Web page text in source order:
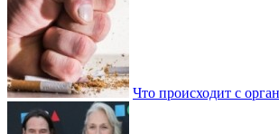
Что происходит с